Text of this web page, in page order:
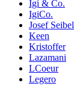
Igi & Co.
IgiCo.
Josef Seibel
Keen
Kristoffer
Lazamani
LCoeur
Legero